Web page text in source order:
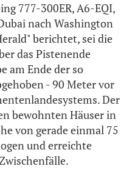
777-300ER, A6-EQI,
nach Washington
berichtet, sei die
das Pistenende
am Ende der so
- 90 Meter vor
Der
bewohnten Häuser in
von gerade einmal 75
und erreichte